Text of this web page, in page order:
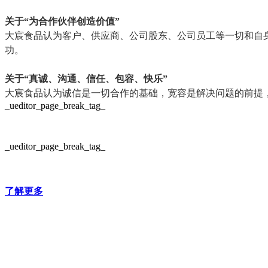
关于“为合作伙伴创造价值”
大宸食品认为客户、供应商、公司股东、公司员工等一切和
功。
关于“真诚、沟通、信任、包容、快乐”
大宸食品认为诚信是一切合作的基础，宽容是解决问题的前
_ueditor_page_break_tag_
_ueditor_page_break_tag_
了解更多